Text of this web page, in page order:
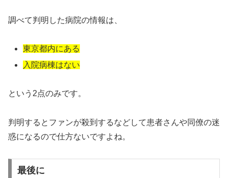
調べて判明した病院の情報は、
東京都内にある
入院病棟はない
という2点のみです。
判明するとファンが殺到するなどして患者さんや同僚の迷
惑になるので仕方ないですよね。
最後に